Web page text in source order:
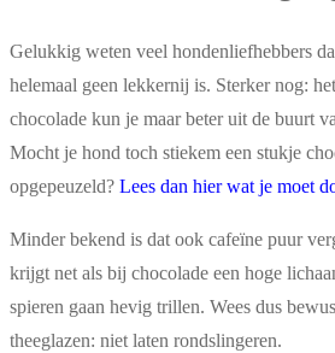
Gelukkig weten veel hondenliefhebbers
helemaal geen lekkernij is. Sterker nog:
chocolade kun je maar beter uit de buurt
Mocht je hond toch stiekem een stukje
opgepeuzeld? Lees dan hier wat je moet
Minder bekend is dat ook cafeïne puur
krijgt net als bij chocolade een hoge
spieren gaan hevig trillen. Wees dus
theeglazen: niet laten rondslingeren.